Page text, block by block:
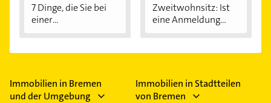
7 Dinge, die Sie bei
einer
Zweitwohnsitz: Ist
eine Anmeldung...
Immobilien in Bremen
und der Umgebung
Immobilien in Stadtteilen
von Bremen